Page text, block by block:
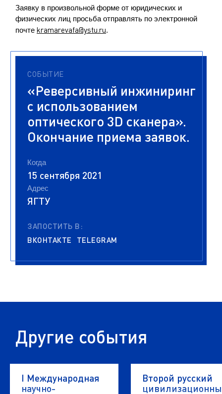
Заявку в произвольной форме от юридических и
физических лиц просьба отправлять по электронной
почте kramarevafa@ystu.ru.
СОБЫТИЕ
«Реверсивный инжиниринг
с использованием
оптического 3D сканера».
Окончание приема заявок.
Когда
15 сентября 2021
Адрес
ЯГТУ
ЗАПОСТИТЬ В:
ВКОНТАКТЕ
TELEGRAM
Другие события
I Международная
научно-
Второй русский